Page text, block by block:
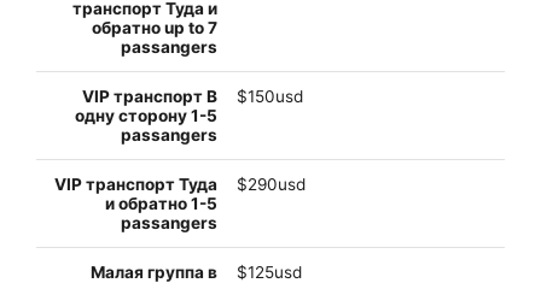
$150usd
$290usd
$125usd